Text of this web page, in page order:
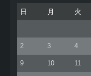
日 月 火
2 3 4
9 10 11